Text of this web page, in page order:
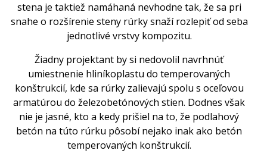
stena je taktiež namáhaná nevhodne tak, že sa pri
snahe o rozšírenie steny rúrky snaží rozlepiť od seba
jednotlivé vrstvy kompozitu.
Žiadny projektant by si nedovolil navrhnúť
umiestnenie hliníkoplastu do temperovaných
konštrukcií, kde sa rúrky zalievajú spolu s oceľovou
armatúrou do železobetónových stien. Dodnes však
nie je jasné, kto a kedy prišiel na to, že podlahový
betón na túto rúrku pôsobí nejako inak ako betón
temperovaných konštrukcií.